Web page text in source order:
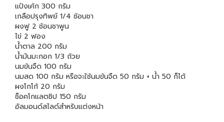
แป้งเค้ก 300 กรัม
เกลือปรุงทิพย์ 1/4 ช้อนชา
ผงฟู 2 ช้อนชาพูน
ไข่ 2 ฟอง
น้ำตาล 200 กรัม
น้ำมันมะกอก 1/3 ถ้วย
นมข้นจืด 100 กรัม
นมสด 100 กรัม หรือจะใช้นมข้นจืด 50 กรัม + น้ำ 50 ก็ได้
ผงโกโก้ 20 กรัม
ช็อคโกแลตชิป 150 กรัม
อัลมอนด์สไลด์สำหรับแต่งหน้า